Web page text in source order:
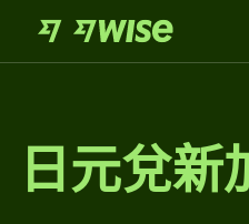
日元兌新